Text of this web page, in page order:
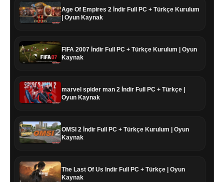
Age Of Empires 2 İndir Full PC + Türkçe Kurulum
| Oyun Kaynak
FIFA 2007 İndir Full PC + Türkçe Kurulum | Oyun
Kaynak
marvel spider man 2 İndir Full PC + Türkçe |
Oyun Kaynak
OMSI 2 İndir Full PC + Türkçe Kurulum | Oyun
Kaynak
The Last Of Us Indir Full PC + Türkçe | Oyun
Kaynak